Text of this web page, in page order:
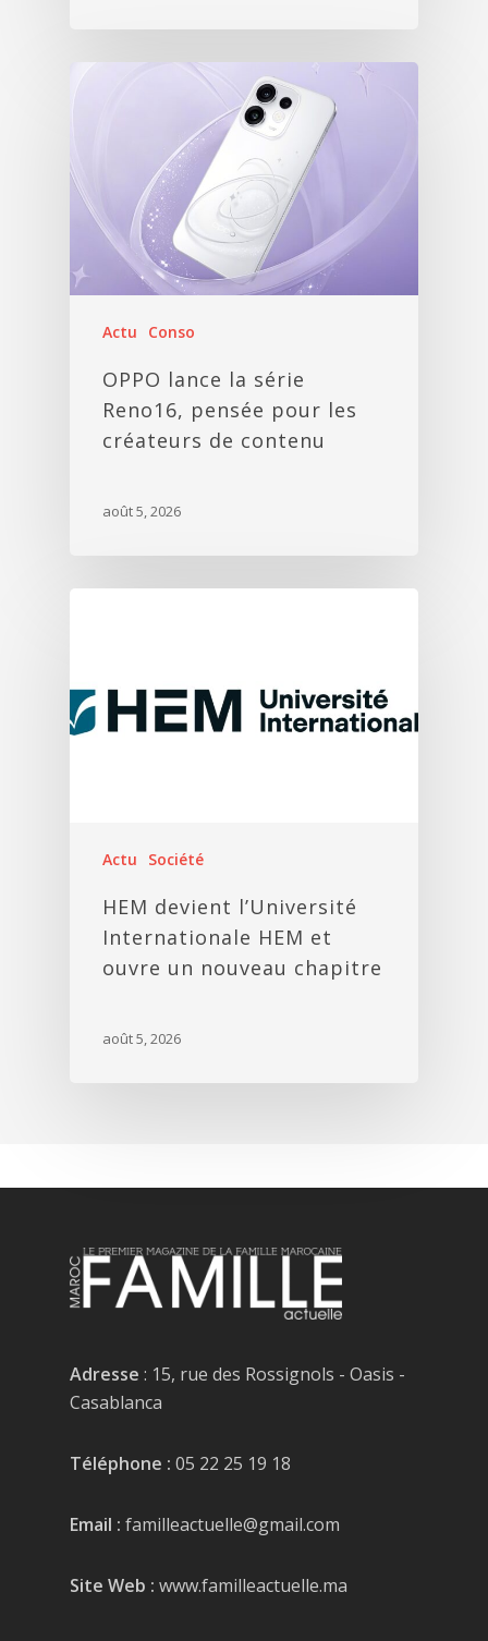
Actu Conso
OPPO lance la série
Reno16, pensée pour les
créateurs de contenu
août 5, 2026
Actu Société
HEM devient l’Université
Internationale HEM et
ouvre un nouveau chapitre
août 5, 2026
Adresse : 15, rue des Rossignols - Oasis -
Casablanca
Téléphone : 05 22 25 19 18
Email : familleactuelle@gmail.com
Site Web : www.familleactuelle.ma